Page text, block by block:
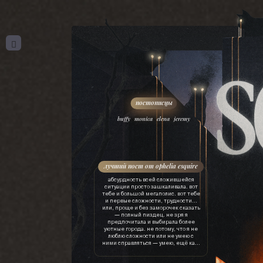
лучший пост от ophelia esquire
абсурдность всей сложившейся
ситуации просто зашкаливала. вот
тебе и большой мегаполис. вот тебе
и первые сложности, трудности…
или, проще и без заморочек сказать
— полный пиздец. не зря я
предпочитала и выбирала более
уютные города. не потому, что я не
люблю сложности или не умею с
ними справляться — умею, ещё как.
драгоценного времени, нервов, сил,
buffy ,monica,elena , jeremy